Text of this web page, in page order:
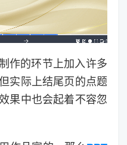
作的环节上加入许多
实际上结尾页的点题
果中也会起着不容忽